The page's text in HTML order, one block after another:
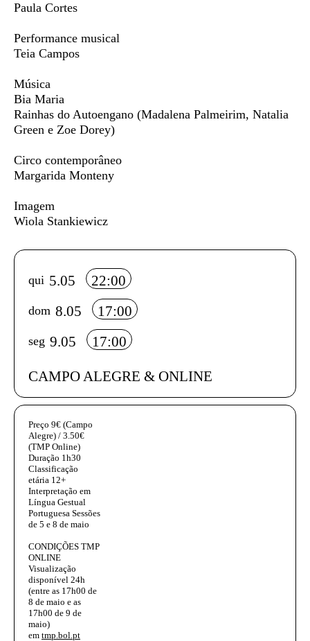
Paula Cortes
Performance musical
Teia Campos
Música
Bia Maria
Rainhas do Autoengano (Madalena Palmeirim, Natalia
Green e Zoe Dorey)
Circo contemporâneo
Margarida Monteny
Imagem
Wiola Stankiewicz
Info sobre horário e bilhetes
qui 5.05 22:00
dom 8.05 17:00
seg 9.05 17:00
CAMPO ALEGRE & ONLINE
InformaÃ§Ã£o adicional
Preço 9€ (Campo
Alegre) / 3.50€
(TMP Online)
Duração 1h30
Classificação
etária 12+
Interpretação em
Língua Gestual
Portuguesa Sessões
de 5 e 8 de maio
CONDIÇÕES TMP
ONLINE
Visualização
disponível 24h
(entre as 17h00 de
8 de maio e as
17h00 de 9 de
maio)
em tmp.bol.pt